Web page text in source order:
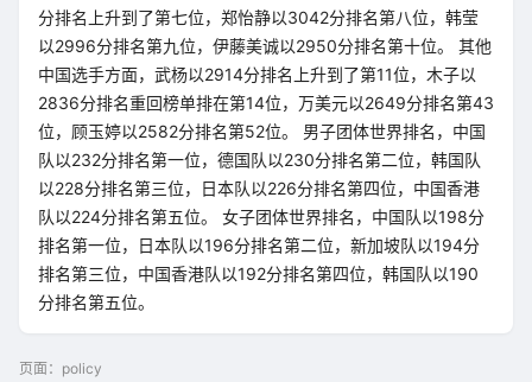
分排名上升到了第七位，郑怡静以3042分排名第八位，韩莹
以2996分排名第九位，伊藤美诚以2950分排名第十位。 其他
中国选手方面，武杨以2914分排名上升到了第11位，木子以
2836分排名重回榜单排在第14位，万美元以2649分排名第43
位，顾玉婷以2582分排名第52位。 男子团体世界排名，中国
队以232分排名第一位，德国队以230分排名第二位，韩国队
以228分排名第三位，日本队以226分排名第四位，中国香港
队以224分排名第五位。 女子团体世界排名，中国队以198分
排名第一位，日本队以196分排名第二位，新加坡队以194分
排名第三位，中国香港队以192分排名第四位，韩国队以190
分排名第五位。
页面：policy